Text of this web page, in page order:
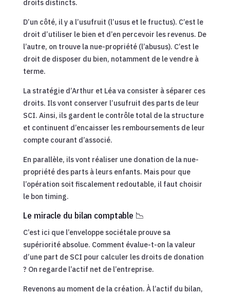
droits distincts.
D’un côté, il y a l’usufruit (l’usus et le fructus). C’est le
droit d’utiliser le bien et d’en percevoir les revenus. De
l’autre, on trouve la nue-propriété (l’abusus). C’est le
droit de disposer du bien, notamment de le vendre à
terme.
La stratégie d’Arthur et Léa va consister à séparer ces
droits. Ils vont conserver l’usufruit des parts de leur
SCI. Ainsi, ils gardent le contrôle total de la structure
et continuent d’encaisser les remboursements de leur
compte courant d’associé.
En parallèle, ils vont réaliser une donation de la nue-
propriété des parts à leurs enfants. Mais pour que
l’opération soit fiscalement redoutable, il faut choisir
le bon timing.
Le miracle du bilan comptable 📉
C’est ici que l’enveloppe sociétale prouve sa
supériorité absolue. Comment évalue-t-on la valeur
d’une part de SCI pour calculer les droits de donation
? On regarde l’actif net de l’entreprise.
Revenons au moment de la création. À l’actif du bilan,